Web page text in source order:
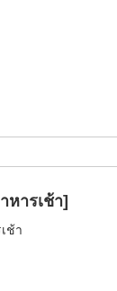
ารเช้า]
ช้า